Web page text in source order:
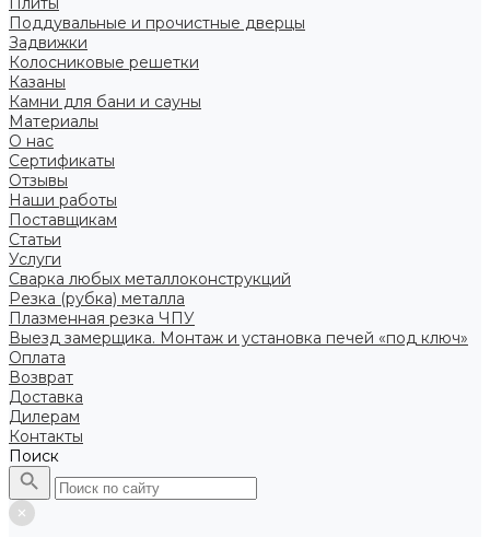
Поддувальные и прочистные дверцы
Задвижки
Колосниковые решетки
Казаны
Камни для бани и сауны
Материалы
О нас
Сертификаты
Отзывы
Наши работы
Поставщикам
Статьи
Услуги
Сварка любых металлоконструкций
Резка (рубка) металла
Плазменная резка ЧПУ
Выезд замерщика. Монтаж и установка печей «под ключ»
Оплата
Возврат
Доставка
Дилерам
Контакты
Поиск